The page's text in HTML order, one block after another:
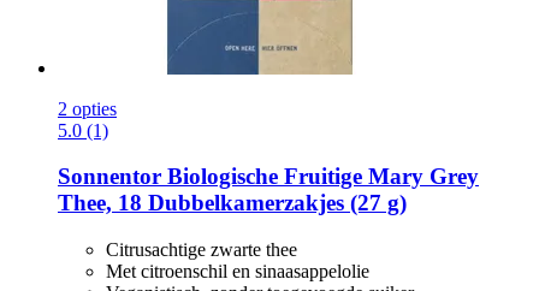
2 opties
5.0 (1)
Sonnentor Biologische Fruitige Mary Grey
Thee, 18 Dubbelkamerzakjes (27 g)
Citrusachtige zwarte thee
Met citroenschil en sinaasappelolie